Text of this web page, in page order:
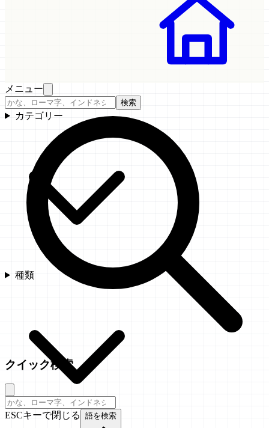
メニュー
検索
カテゴリー
種類
クイック検索
ESCキーで閉じる 語を検索